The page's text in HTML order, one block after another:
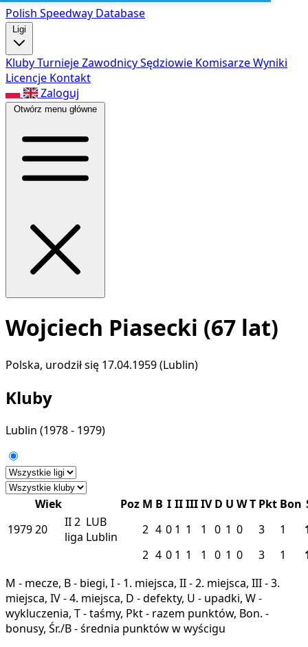
Polish Speedway Database
Ligi
KlubyTurniejeZawodnicySędziowie KomisarzeWyniki
Licencje Kontakt
Zaloguj
Otwórz menu główne
Wojciech Piasecki (67 lat)
Polska, urodził się 17.04.1959 (Lublin)
Kluby
Lublin (1978 - 1979)
Wiek Poz M B I IIIIIIV D U WT Pkt Bon
197920 II2
liga
LUB
Lublin
2 4 0 1 1 1 0 1 0 3 1
2 4 0 1 1 1 0 1 0 3 1
M - mecze, B - biegi, I - 1. miejsca, II - 2. miejsca, III - 3.
miejsca, IV - 4. miejsca, D - defekty, U - upadki, W -
wykluczenia, T - taśmy, Pkt - razem punktów, Bon. -
bonusy, Śr./B - średnia punktów w wyścigu